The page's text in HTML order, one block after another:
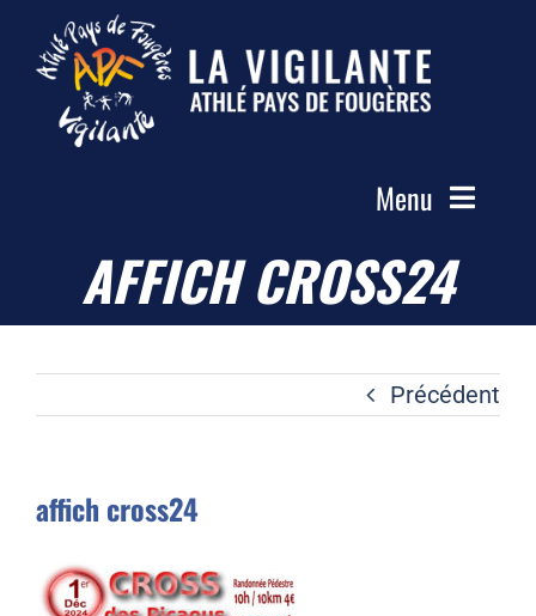
Passer
contenu
Menu
Accueil
Le Club
Photos
Contact
AFFICH CROSS24
Précédent
affich cross24